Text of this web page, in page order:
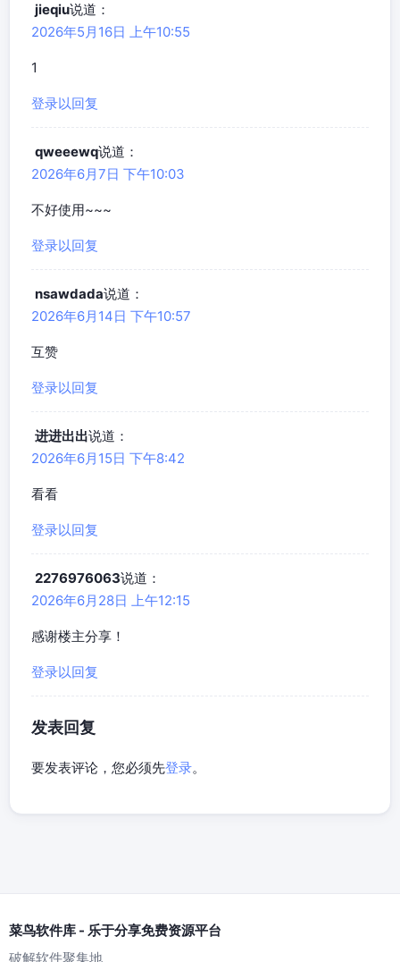
jieqiu说道：
2026年5月16日 上午10:55
1
登录以回复
qweeewq说道：
2026年6月7日 下午10:03
不好使用~~~
登录以回复
nsawdada说道：
2026年6月14日 下午10:57
互赞
登录以回复
进进出出说道：
2026年6月15日 下午8:42
看看
登录以回复
2276976063说道：
2026年6月28日 上午12:15
感谢楼主分享！
登录以回复
发表回复
要发表评论，您必须先登录。
菜鸟软件库 - 乐于分享免费资源平台
破解软件聚集地